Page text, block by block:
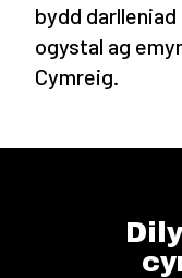
bydd darlleniad
ogystal ag
Cymreig.